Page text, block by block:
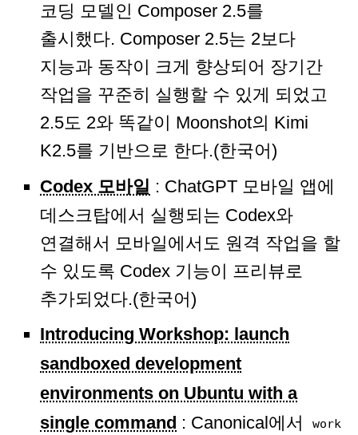
코딩 모델인 Composer 2.5를
출시했다. Composer 2.5는 2보다
지능과 동작이 크게 향상되어 장기간
작업을 꾸준히 실행할 수 있게 되었고
2.5도 2와 똑같이 Moonshot의 Kimi
K2.5를 기반으로 한다.(한국어)
Codex 모바일 : ChatGPT 모바일 앱에
데스크탑에서 실행되는 Codex와
연결해서 모바일에서도 원격 작업을 할
수 있도록 Codex 기능이 프리뷰로
추가되었다.(한국어)
Introducing Workshop: launch
sandboxed development
environments on Ubuntu with a
single command : Canonical에서
work